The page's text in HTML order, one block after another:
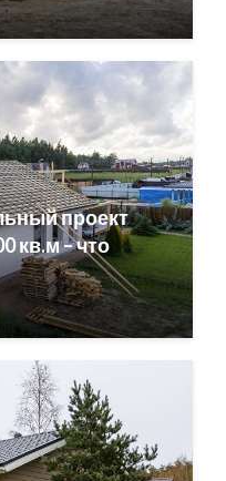
проект
кв.м – что